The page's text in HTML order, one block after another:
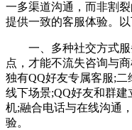
一多渠道沟通，而非割
提供一致的客服体验。
一、多种社交方式服
点，才能不流失咨询与
独有QQ好友专属客服;
线下场景;QQ好友和群
机;融合电话与在线沟通
验。